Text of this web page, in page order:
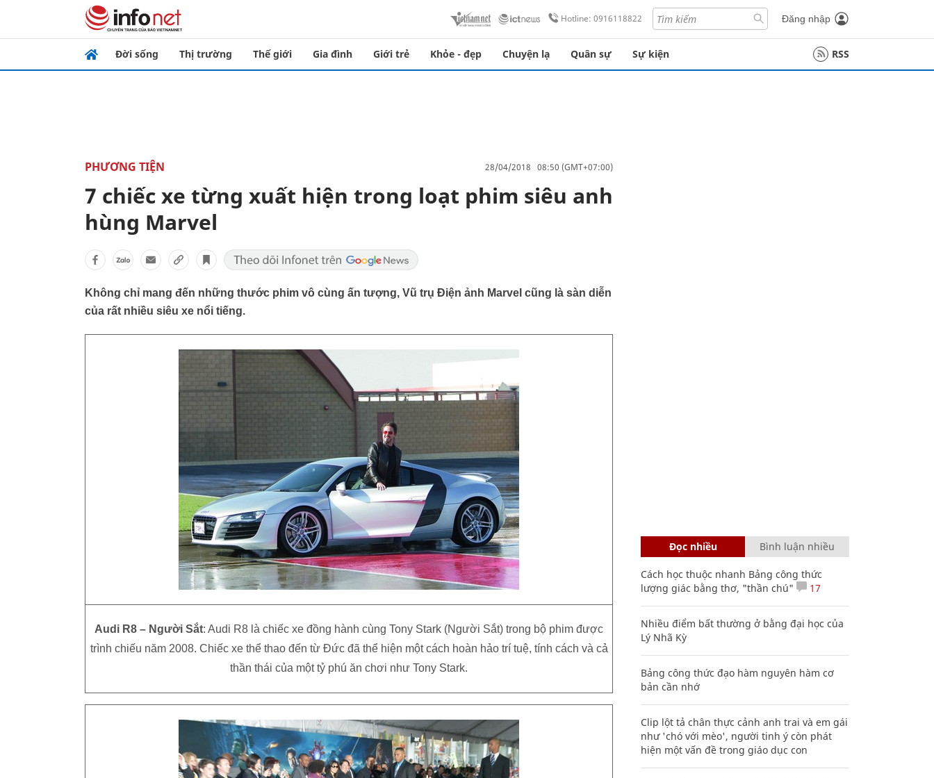
Hotline: 0916118822 Đăng nhập
Đời sống Thị trường Thế giới Gia đình Giới trẻ Khỏe - đẹp Chuyện lạ Quân sự Sự kiện RSS
PHƯƠNG TIỆN 28/04/2018 08:50 (GMT+07:00)
7 chiếc xe từng xuất hiện trong loạt phim siêu anh
hùng Marvel
Không chỉ mang đến những thước phim vô cùng ấn tượng, Vũ trụ Điện ảnh Marvel cũng là sàn diễn
của rất nhiều siêu xe nổi tiếng.
Audi R8 – Người Sắt: Audi R8 là chiếc xe đồng hành cùng Tony Stark (Người Sắt) trong bộ phim được
trình chiếu năm 2008. Chiếc xe thể thao đến từ Đức đã thể hiện một cách hoàn hảo trí tuệ, tính cách và cả
thần thái của một tỷ phú ăn chơi như Tony Stark.
Đọc nhiều Bình luận nhiều
Cách học thuộc nhanh Bảng công thức
lượng giác bằng thơ, "thần chú"
17
Nhiều điểm bất thường ở bằng đại học của
Lý Nhã Kỳ
Bảng công thức đạo hàm nguyên hàm cơ
bản cần nhớ
Clip lột tả chân thực cảnh anh trai và em gái
như 'chó với mèo', người tinh ý còn phát
hiện một vấn đề trong giáo dục con